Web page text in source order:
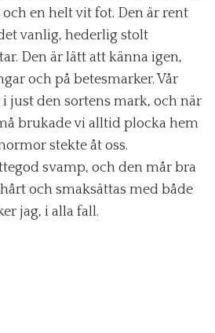
en helt vit fot. Den är rent
vanlig, hederlig stolt
Den är lätt att känna igen,
och på betesmarker. Vår
just den sortens mark, och när
brukade vi alltid plocka hem
stekte åt oss.
svamp, och den mår bra
och smaksättas med både
jag, i alla fall.